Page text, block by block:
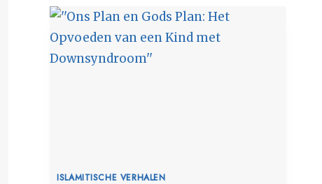
ISLAMITISCHE VERHALEN